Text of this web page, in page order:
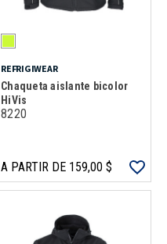
REFRIGIWEAR
Chaqueta aislante bicolor
HiVis
8220
A PARTIR DE 159,00 $